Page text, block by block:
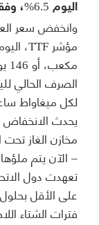
اليوم 6.5%، وفقا لبورصة لندن ICE.
وانخفض سعر
لكل ميغاواط
يحدث الانخفاض
فترات الشتاء